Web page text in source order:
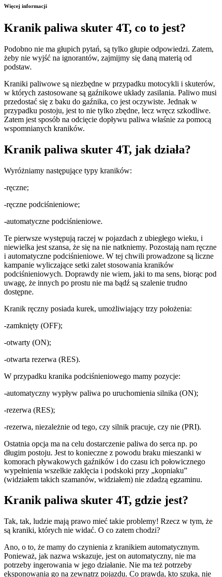
Więcej informacji
Kranik paliwa skuter 4T, co to jest?
Podobno nie ma głupich pytań, są tylko głupie odpowiedzi. Zatem,
żeby nie wyjść na ignorantów, zajmijmy się daną materią od
podstaw.
Kraniki paliwowe są niezbędne w przypadku motocykli i skuterów,
w których zastosowane są gaźnikowe układy zasilania. Paliwo musi
przedostać się z baku do gaźnika, co jest oczywiste. Jednak w
przypadku postoju, jest to nie tylko zbędne, lecz wręcz szkodliwe.
Zatem jest sposób na odcięcie dopływu paliwa właśnie za pomocą
wspomnianych kraników.
Kranik paliwa skuter 4T, jak działa?
Wyróżniamy następujące typy kraników:
-ręczne;
-ręczne podciśnieniowe;
-automatyczne podciśnieniowe.
Te pierwsze występują raczej w pojazdach z ubiegłego wieku, i
niewielka jest szansa, że się na nie natkniemy. Pozostają nam ręczne
i automatyczne podciśnieniowe. W tej chwili prowadzone są liczne
kampanie wyliczające setki zalet stosowania kraników
podciśnieniowych. Doprawdy nie wiem, jaki to ma sens, biorąc pod
uwagę, że innych po prostu nie ma bądź są szalenie trudno
dostępne.
Kranik ręczny posiada kurek, umożliwiający trzy położenia:
-zamknięty (OFF);
-otwarty (ON);
-otwarta rezerwa (RES).
W przypadku kranika podciśnieniowego mamy pozycje:
-automatyczny wypływ paliwa po uruchomienia silnika (ON);
-rezerwa (RES);
-rezerwa, niezależnie od tego, czy silnik pracuje, czy nie (PRI).
Ostatnia opcja ma na celu dostarczenie paliwa do serca np. po
długim postoju. Jest to konieczne z powodu braku mieszanki w
komorach pływakowych gaźników i do czasu ich połowicznego
wypełnienia wszelkie zaklęcia i podskoki przy „kopniaku”
(widziałem takich szamanów, widziałem) nie zdadzą egzaminu.
Kranik paliwa skuter 4T, gdzie jest?
Tak, tak, ludzie mają prawo mieć takie problemy! Rzecz w tym, że
są kraniki, których nie widać. O co zatem chodzi?
Ano, o to, że mamy do czynienia z kranikiem automatycznym.
Ponieważ, jak nazwa wskazuje, jest on automatyczny, nie ma
potrzeby ingerowania w jego działanie. Nie ma też potrzeby
eksponowania go na zewnątrz pojazdu. Co prawda, kto szuka, nie